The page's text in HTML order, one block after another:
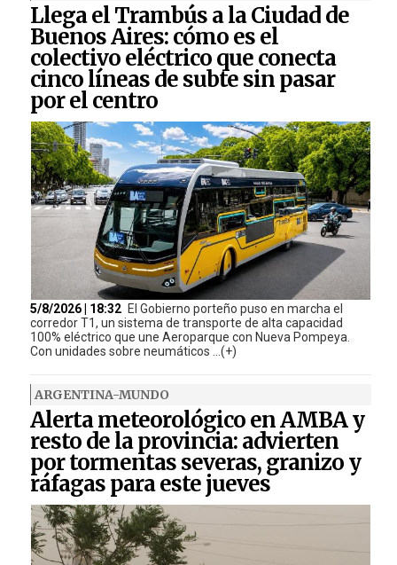
Llega el Trambús a la Ciudad de
Buenos Aires: cómo es el
colectivo eléctrico que conecta
cinco líneas de subte sin pasar
por el centro
5/8/2026 | 18:32 El Gobierno porteño puso en marcha el
corredor T1, un sistema de transporte de alta capacidad
100% eléctrico que une Aeroparque con Nueva Pompeya.
Con unidades sobre neumáticos ...(+)
ARGENTINA-MUNDO
Alerta meteorológico en AMBA y
resto de la provincia: advierten
por tormentas severas, granizo y
ráfagas para este jueves